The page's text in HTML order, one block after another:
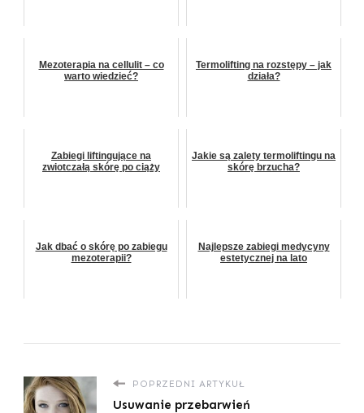
Mezoterapia na cellulit – co
warto wiedzieć?
Termolifting na rozstępy – jak
działa?
Zabiegi liftingujące na
zwiotczałą skórę po ciąży
Jakie są zalety termoliftingu na
skórę brzucha?
Jak dbać o skórę po zabiegu
mezoterapii?
Najlepsze zabiegi medycyny
estetycznej na lato
POPRZEDNI ARTYKUŁ
Usuwanie przebarwień